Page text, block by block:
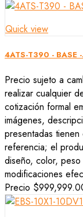
Quick view
4ATS-T390 - BASE
Precio sujeto a
realizar cualquier
cotización formal
imágenes,
presentadas
referencia; el
diseño, color,
modificaciones
Precio